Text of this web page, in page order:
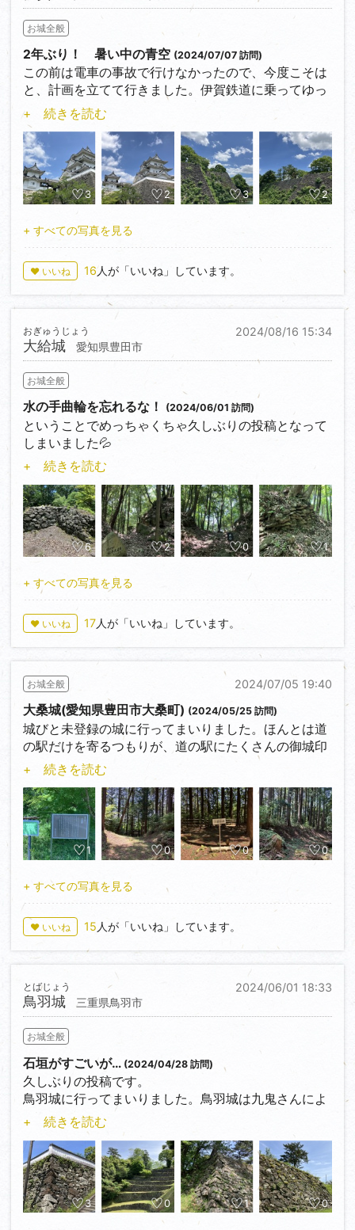
お城全般
2年ぶり！ 暑い中の青空 (2024/07/07 訪問)
この前は電車の事故で行けなかったので、今度こそは
と、計画を立てて行きました。伊賀鉄道に乗ってゆっ
くり行きました。この日は友達3人と一緒に行きまし
た。
伊賀上野城はもともと豊臣秀吉の家臣であった筒井定
次が築城し、秀吉の死後、徳川方の藤堂高虎が改修し
て石垣の大規模なお城にしました。まあ要は大阪城を
守る城から攻める城にしたって感じです。
心者でも行きやすいお城なのでぜひ行ってみてくださ
い。
上野駅から徒歩15分
+ 続きを読む
3 2 3 2
+ すべての写真を見る
♥ いいね 16 人が「いいね」しています。
2024/08/16 15:34
大給城
おぎゅうじょう
愛知県豊田市
お城全般
水の手曲輪を忘れるな！ (2024/06/01 訪問)
ということでめっちゃくちゃ久しぶりの投稿となって
しまいました💦
みなさんお久しぶりです。POYO58です。
ということで2ヶ月前に行った大給城を紹介したいと
思います。
大給城は長坂新左衛門が1460年ごろに築いたのが始ま
りですが、その後は松平信光をはじめ、松平家が支配
することとなりました。なのでかなり古いお城ではあ
古いお城といっても遺構はなかなか見応えがありまし
た。
三郭に行く手前には大きな堀切があり、石垣が少しあ
りました。三郭の入り口には虎口が設けられており、
サイドに石垣と櫓台が残っています。なんとこの時代
から石垣があり、さらにはサイドの櫓で敵を阻む防御
が素晴らしい👍
三郭には土塁が残り、郭を囲んでいます。二郭に行く
と高ーい石垣と低石垣があり、その横を通っていくと
本丸に辿り着きます。石垣があるせいで道が少し狭く
なってます。本丸にも石垣が残っておりなかなか見応
えのあるお城でした。
ただものすごく残念なのが水の手曲輪を見忘れてしま
ったことです。このお城には今でいうダムの役割をす
る水の手曲輪があるのですが、それを見れませんでし
た。まあ理由は暑かったのと虫と蛇にビビってたこと
ですね。その前に鳥羽城に行ったときや、宇陀松山城
で大きな蛇に遭遇しているのですごく怖くなってしま
い… 今は道けばよかったなと反省してます。行けたら
冬に再攻城しようと思っていますが、受験が近づいて
るので行けないかな…
まあこんな感じですね！ぜひ行ってみてください！
評価★★★☆☆
+ 続きを読む
6 2 0 1
+ すべての写真を見る
♥ いいね 17人が「いいね」しています。
2024/07/05 19:40
お城全般
大桑城(愛知県豊田市大桑町) (2024/05/25 訪問)
城びと未登録の城に行ってまいりました。ほんとは道
の駅だけを寄るつもりが、道の駅にたくさんの御城印
が売ってたので行ってみました。ただとにかくアクセ
スが悪く、結構小さいお城でした。しかし、一応武田
信玄の支配下にあったという深い歴史や、遺構も土橋
と土塁で成り立った虎口がきれいに残っていたので未
登録な割にはすごいなと思いました。現在は主郭しか
残っていないようですが、その主郭を土塁が囲み、虎
た、井戸も残っていて、歴史背景を感じられるお城で
した。
+ 続きを読む
1 0 0 0
+ すべての写真を見る
♥ いいね 15 人が「いいね」しています。
2024/06/01 18:33
鳥羽城
とばじょう
三重県鳥羽市
お城全般
石垣がすごいが… (2024/04/28 訪問)
久しぶりの投稿です。
鳥羽城に行ってまいりました。鳥羽城は九鬼さんによ
って築かれた海城です。遺構はもう石垣のみですか
ね。まあ思ったよりすごかったです。駐車場は家老屋
敷に止めました。家老屋敷跡には早速大規模な石垣が
残っており素晴らしかったです。階段を登るとtobaと
書かれたロゴがあり、そこが城山公園だそうです。さ
らに階段を登ると本丸へと辿り着きます。本丸の高石
垣も素晴らしく、水門も発見しました。本丸には天守
+ 続きを読む
3 0 1 0